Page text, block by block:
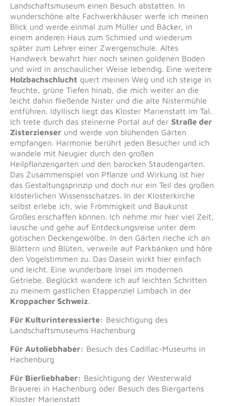
Landschaftsmuseum einen Besuch abstatten. In
wunderschöne alte Fachwerkhäuser werfe ich meinen
Blick und werde einmal zum Müller und Bäcker, in
einem anderen Haus zum Schmied und wiederum
später zum Lehrer einer Zwergenschule. Altes
Handwerk bewahrt hier noch seinen goldenen Boden
und wird in anschaulicher Weise lebendig. Eine weitere
Holzbachschlucht quert meinen Weg und ich steige in
feuchte, grüne Tiefen hinab, die mich weiter an die
leicht dahin fließende Nister und die alte Nistermühle
entführen. Idyllisch liegt das Kloster Marienstatt im Tal.
Ich trete durch das steinerne Portal auf der Straße der
Zisterzienser und werde von blühenden Gärten
empfangen. Harmonie berührt jeden Besucher und ich
wandele mit Neugier durch den großen
Heilpflanzengarten und den barocken Staudengarten.
Das Zusammenspiel von Pflanze und Wirkung ist hier
das Gestaltungsprinzip und doch nur ein Teil des großen
klösterlichen Wissensschatzes. In der Klosterkirche
selbst erlebe ich, wie Frömmigkeit und Baukunst
Großes erschaffen können. Ich nehme mir hier viel Zeit,
lausche und gehe auf Entdeckungsreise unter dem
gotischen Deckengewölbe. In den Gärten rieche ich an
Blättern und Blüten, verweile auf Parkbänken und höre
den Vogelstimmen zu. Das Dasein wirkt hier einfach
und leicht. Eine wunderbare Insel im modernen
Getriebe. Beglückt wandere ich auf leichten Schritten
zu meinem gastlichen Etappenziel Limbach in der
Kroppacher Schweiz.
Für Kulturinteressierte: Besichtigung des
Landschaftsmuseums Hachenburg
Für Autoliebhaber: Besuch des Cadillac-Museums in
Hachenburg
Für Bierliebhaber: Besichtigung der Westerwald
Brauerei in Hachenburg oder Besuch des Biergartens
Kloster Marienstatt